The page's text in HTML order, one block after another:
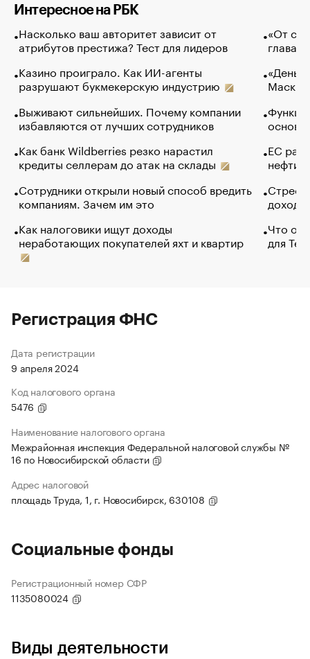
Интересное на РБК
Насколько ваш авторитет зависит от
атрибутов престижа? Тест для лидеров
Казино проиграло. Как ИИ-агенты
разрушают букмекерскую индустрию
Выживают сильнейших. Почему компании
избавляются от лучших сотрудников
Как банк Wildberries резко нарастил
кредиты селлерам до атак на склады
Сотрудники открыли новый способ вредить
компаниям. Зачем им это
Как налоговики ищут доходы
неработающих покупателей яхт и квартир
«От
глава
Маск в
основ
ЕС
нефти
Что
для
Регистрация ФНС
Дата регистрации
9 апреля 2024
Код налогового органа
5476
Наименование налогового органа
Межрайонная инспекция Федеральной налоговой службы №
16 по Новосибирской области
Адрес налоговой
площадь Труда, 1, г. Новосибирск, 630108
Социальные фонды
Регистрационный номер СФР
1135080024
Виды деятельности